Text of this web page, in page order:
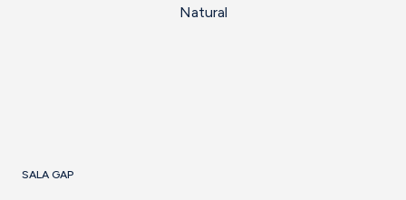
Natural
SALA GAP